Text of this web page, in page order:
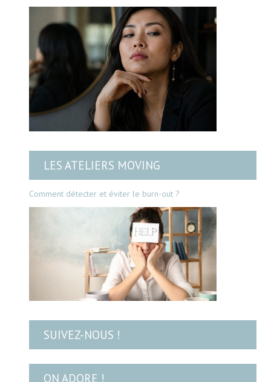
LES ATELIERS MOVING
Comment détecter et éviter le burn-out ?
SUIVEZ-NOUS !
ON ADORE !